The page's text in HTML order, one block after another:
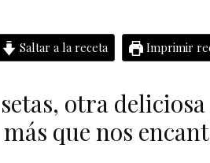
Saltar a la receta Imprimir
otra
más que nos